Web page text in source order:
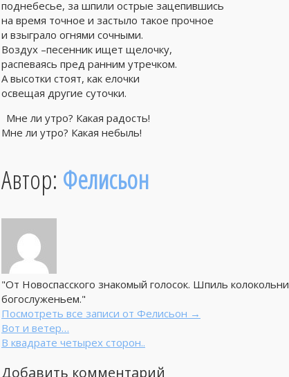
поднебесье, за шпили острые зацепившись
на время точное и застыло такое прочное
и взыграло огнями сочными.
Воздух –песенник ищет щелочку,
распеваясь пред ранним утречком.
А высотки стоят, как елочки
освещая другие суточки.
Мне ли утро? Какая радость!
Мне ли утро? Какая небыль!
Автор: Фелисьон
"От Новоспасского знакомый голосок. Шпиль
богослуженьем."
Посмотреть все записи от Фелисьон →
Вот и ветер…
В квадрате четырех сторон..
Добавить комментарий